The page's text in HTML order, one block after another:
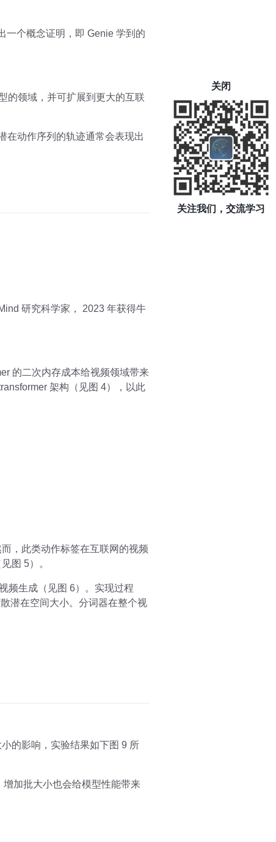
一个概念证明，即 Genie 学到的
的领域，并可扩展到更大的互联
在动作序列的轨迹通常会表现出
研究科学家， 2023 年获得牛
的二次内存成本给视频领域带来
架构（见图 4），以此
，此类动作标签在互联网的视频
图 5）。
频生成（见图 6）。实现过程
散潜在空间大小。分词器在整个视
的影响，实验结果如下图 9 所
加批大小也会给模型性能带来
关闭
关注我们，交流学习